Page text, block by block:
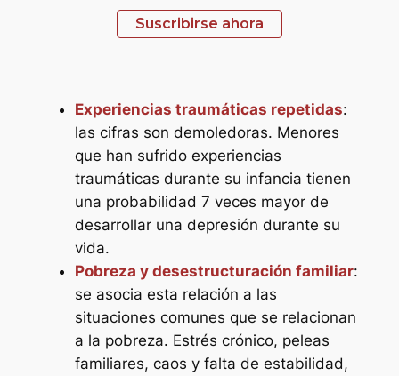
Suscribirse ahora
Experiencias traumáticas repetidas:
las cifras son demoledoras. Menores
que han sufrido experiencias
traumáticas durante su infancia tienen
una probabilidad 7 veces mayor de
desarrollar una depresión durante su
vida.
Pobreza y desestructuración familiar:
se asocia esta relación a las
situaciones comunes que se relacionan
a la pobreza. Estrés crónico, peleas
familiares, caos y falta de estabilidad,